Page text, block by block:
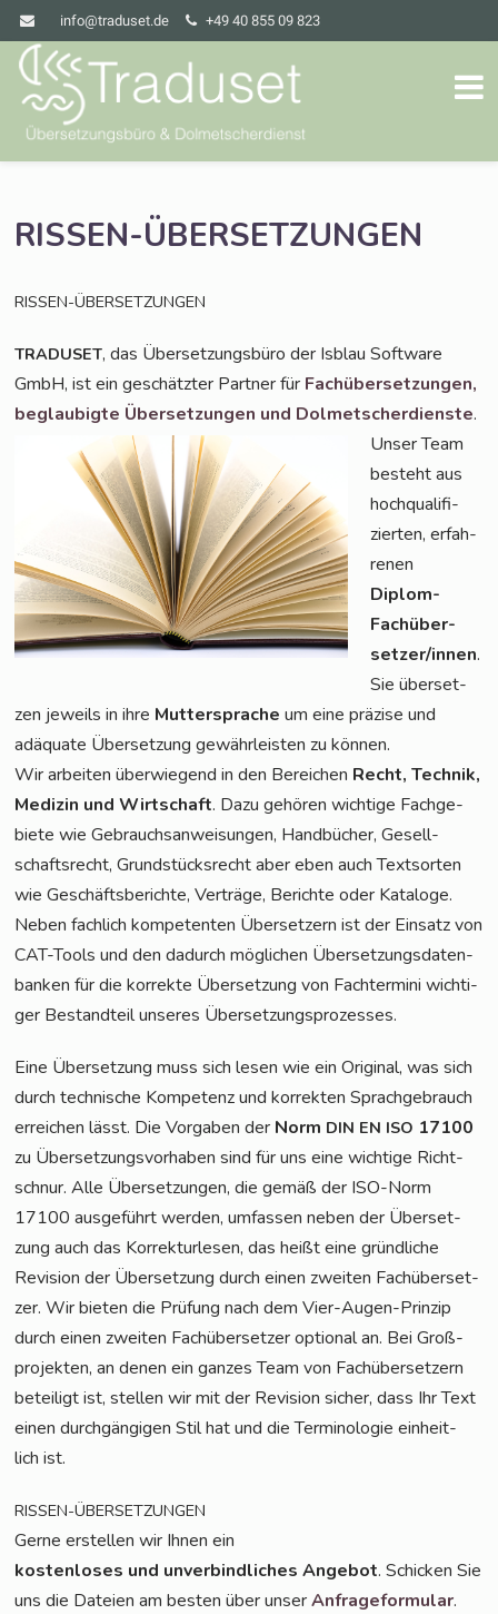
info@traduset.de +49 40 855 09 823
RISSEN-ÜBERSETZUNGEN
RISSEN-ÜBERSETZUNGEN
TRADUSET, das Über­set­zungs­bü­ro der Isblau Soft­ware
GmbH, ist ein geschätz­ter Part­ner für Fach­über­set­zun­gen,
beglau­big­te Über­set­zun­gen und Dol­met­scher­diens­te.
Unser Team
besteht aus
hoch­qua­li­fi­
zier­ten, erfah­
re­nen
Diplom-
Fach­über­
set­zer/in­nen.
Sie über­set­
zen jeweils in ihre Mut­ter­spra­che um eine prä­zi­se und
adäqua­te Über­set­zung gewähr­leis­ten zu können.
Wir arbei­ten über­wie­gend in den Berei­chen Recht, Tech­nik,
Medi­zin und Wirt­schaft. Dazu gehö­ren wich­ti­ge Fach­ge­
bie­te wie Gebrauchs­an­wei­sun­gen, Hand­bü­cher, Gesell­
schafts­recht, Grund­stücks­recht aber eben auch Text­sor­ten
wie Geschäfts­be­rich­te, Ver­trä­ge, Berich­te oder Kata­lo­ge.
Neben fach­lich kom­pe­ten­ten Über­set­zern ist der Ein­satz von
CAT-Tools und den dadurch mög­li­chen Über­set­zungs­da­ten­
ban­ken für die kor­rek­te Über­set­zung von Fach­ter­mi­ni wich­ti­
ger Bestand­teil unse­res Übersetzungsprozesses.
Eine Über­set­zung muss sich lesen wie ein Ori­gi­nal, was sich
durch tech­ni­sche Kom­pe­tenz und kor­rek­ten Sprach­ge­brauch
errei­chen lässt. Die Vor­ga­ben der Norm DIN EN ISO 17100
zu Über­set­zungs­vor­ha­ben sind für uns eine wich­ti­ge Richt­
schnur. Alle Über­set­zun­gen, die gemäß der ISO-Norm
17100 aus­ge­führt wer­den, umfas­sen neben der Über­set­
zung auch das Kor­rek­tur­le­sen, das heißt eine gründ­li­che
Revi­si­on der Über­set­zung durch einen zwei­ten Fach­über­set­
zer. Wir bie­ten die Prü­fung nach dem Vier-Augen-Prin­zip
durch einen zwei­ten Fach­über­set­zer optio­nal an. Bei Groß­
pro­jek­ten, an denen ein gan­zes Team von Fach­über­set­zern
betei­ligt ist, stel­len wir mit der Revi­si­on sicher, dass Ihr Text
einen durch­gän­gi­gen Stil hat und die Ter­mi­no­lo­gie ein­heit­
lich ist.
RISSEN-ÜBERSETZUNGEN
Ger­ne erstel­len wir Ihnen ein
kos­ten­lo­ses und unver­bind­li­ches Ange­bot. Schi­cken Sie
uns die Datei­en am bes­ten über unserAnfra­ge­for­mu­lar.